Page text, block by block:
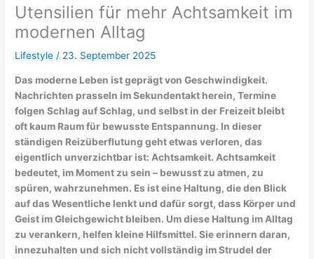
Utensilien für mehr Achtsamkeit im
modernen Alltag
Lifestyle / 23. September 2025
Das moderne Leben ist geprägt von Geschwindigkeit.
Nachrichten prasseln im Sekundentakt herein, Termine
folgen Schlag auf Schlag, und selbst in der Freizeit bleibt
oft kaum Raum für bewusste Entspannung. In dieser
ständigen Reizüberflutung geht etwas verloren, das
eigentlich unverzichtbar ist: Achtsamkeit. Achtsamkeit
bedeutet, im Moment zu sein – bewusst zu atmen, zu
spüren, wahrzunehmen. Es ist eine Haltung, die den Blick
auf das Wesentliche lenkt und dafür sorgt, dass Körper und
Geist im Gleichgewicht bleiben. Um diese Haltung im Alltag
zu verankern, helfen kleine Hilfsmittel. Sie erinnern daran,
innezuhalten und sich nicht vollständig im Strudel der